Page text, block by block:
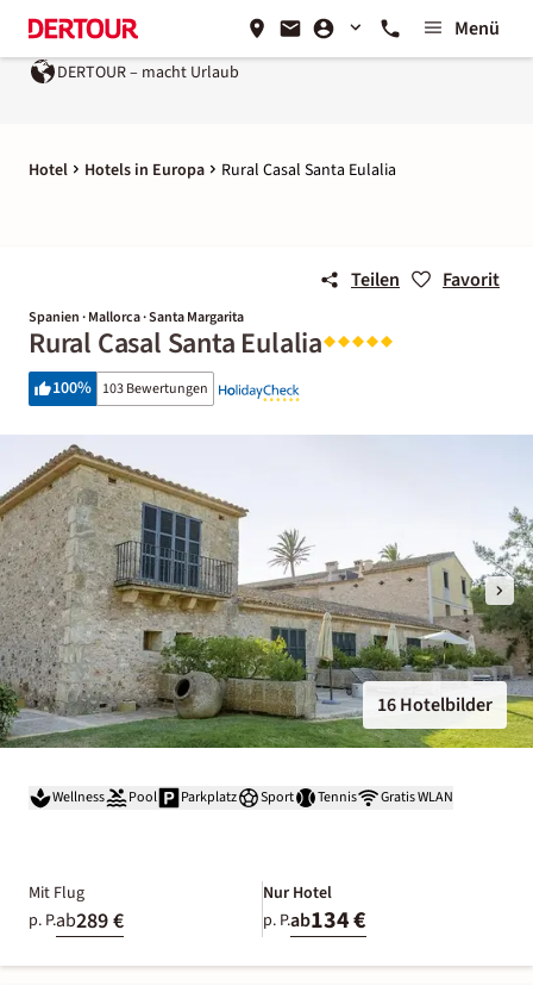
Menü
DERTOUR – macht Urlaub
Hotel Hotels in Europa Rural Casal Santa Eulalia
Teilen Favorit
Spanien · Mallorca · Santa Margarita
Rural Casal Santa Eulalia
100% 103 Bewertungen
16 Hotelbilder
Wellness Pool Parkplatz Sport Tennis Gratis WLAN
Mit Flug
p. P.ab289 €
Nur Hotel
p. P.ab134 €